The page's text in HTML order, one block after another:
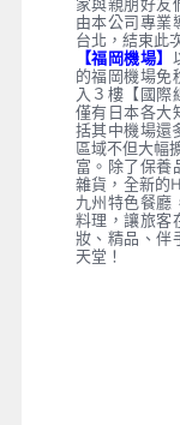
由本公司專業
台北，結束此
【福岡機場】
的福岡機場免
入３樓【國
僅有日本各大
括其中機場還
區域不但大幅
富。除了保養
雜貨，全新的
九州特色餐廳
料理，讓旅客
妝、精品、伴
天堂！